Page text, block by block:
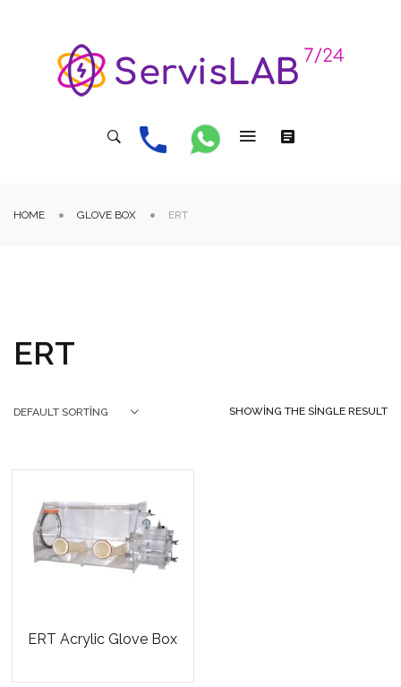
HOME GLOVE BOX ERT
ERT
SHOWING THE SINGLE RESULT
DEFAULT SORTING
ERT Acrylic Glove Box